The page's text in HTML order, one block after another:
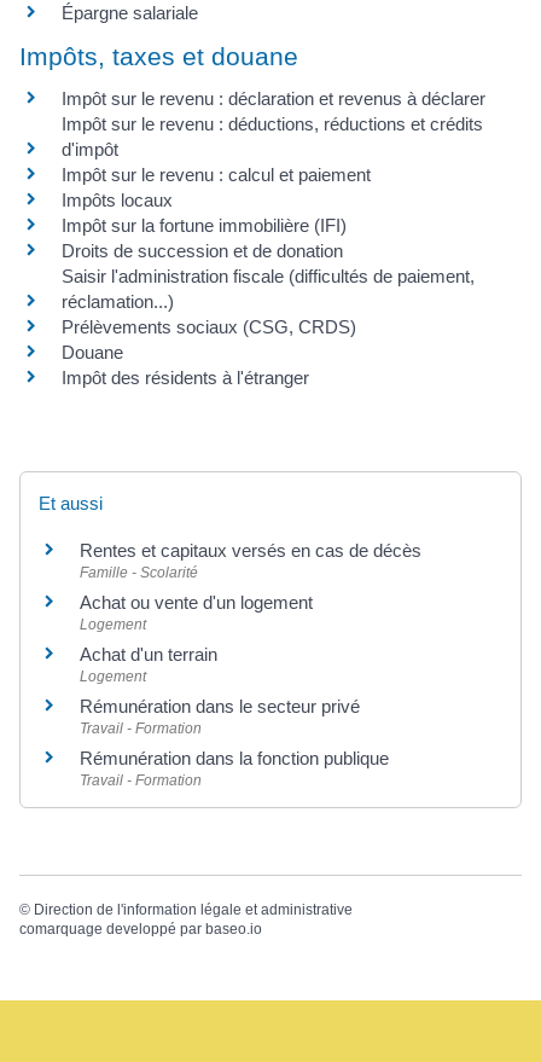
Épargne salariale
Impôts, taxes et douane
Impôt sur le revenu : déclaration et revenus à déclarer
Impôt sur le revenu : déductions, réductions et crédits
d'impôt
Impôt sur le revenu : calcul et paiement
Impôts locaux
Impôt sur la fortune immobilière (IFI)
Droits de succession et de donation
Saisir l'administration fiscale (difficultés de paiement,
réclamation...)
Prélèvements sociaux (CSG, CRDS)
Douane
Impôt des résidents à l'étranger
Et aussi
Rentes et capitaux versés en cas de décès
Famille - Scolarité
Achat ou vente d'un logement
Logement
Achat d'un terrain
Logement
Rémunération dans le secteur privé
Travail - Formation
Rémunération dans la fonction publique
Travail - Formation
© Direction de l'information légale et administrative
comarquage developpé par baseo.io